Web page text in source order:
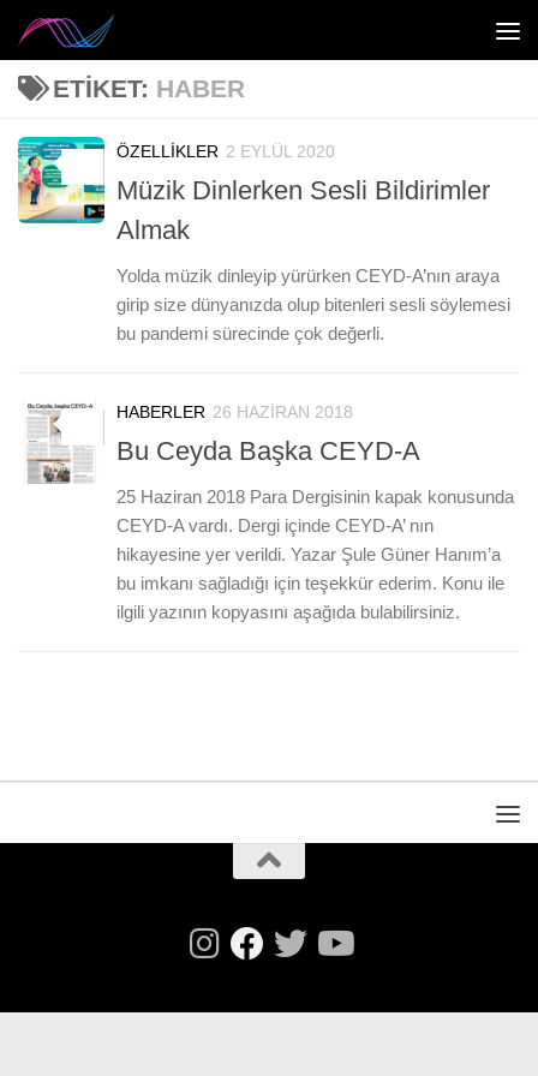
Skip to content
ETIKET: HABER
ÖZELLIKLER 2 EYLÜL 2020
Müzik Dinlerken Sesli Bildirimler
Almak
Yolda müzik dinleyip yürürken CEYD-A’nın araya
girip size dünyanızda olup bitenleri sesli söylemesi
bu pandemi sürecinde çok değerli.
HABERLER 26 HAZIRAN 2018
Bu Ceyda Başka CEYD-A
25 Haziran 2018 Para Dergisinin kapak konusunda
CEYD-A vardı. Dergi içinde CEYD-A’ nın
hikayesine yer verildi. Yazar Şule Güner Hanım’a
bu imkanı sağladığı için teşekkür ederim. Konu ile
ilgili yazının kopyasını aşağıda bulabilirsiniz.